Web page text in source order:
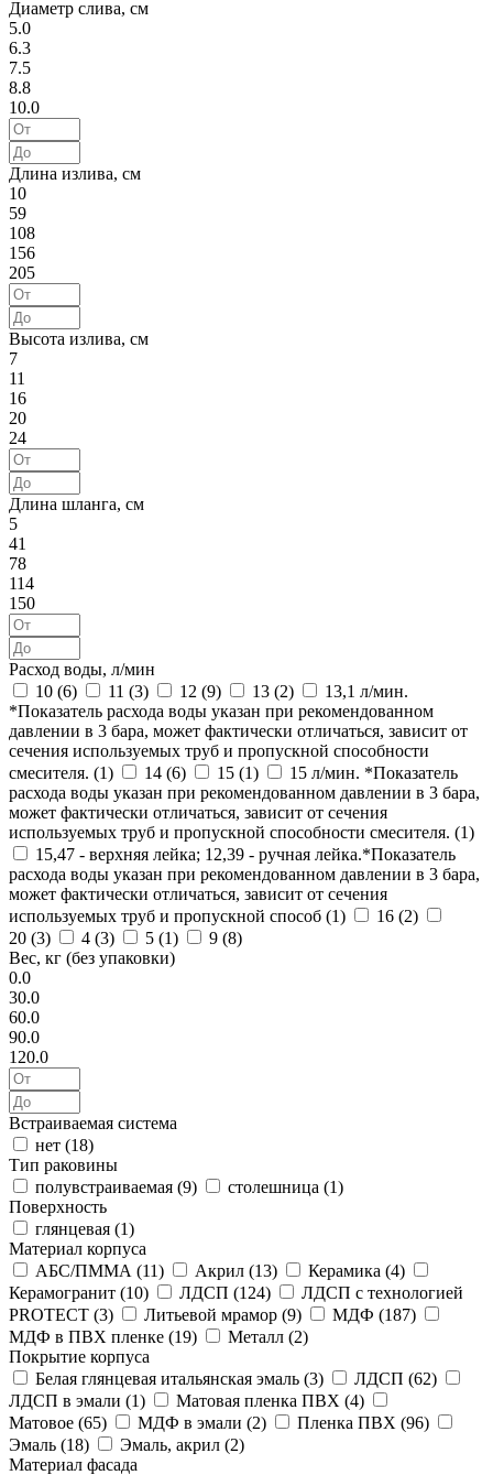
Диаметр слива, см
5.0
6.3
7.5
8.8
10.0
Длина излива, см
10
59
108
156
205
Высота излива, см
7
11
16
20
24
Длина шланга, см
5
41
78
114
150
Расход воды, л/мин
10 (6) 11 (3) 12 (9) 13 (2)
13,1 л/мин.
*Показатель расхода воды указан при рекомендованном
давлении в 3 бара, может фактически отличаться, зависит от
сечения используемых труб и пропускной способности
смесителя. (1) 14 (6) 15 (1)
15 л/мин. *Показатель
расхода воды указан при рекомендованном давлении в 3 бара,
может фактически отличаться, зависит от сечения
используемых труб и пропускной способности смесителя. (1)
15,47 - верхняя лейка; 12,39 - ручная лейка.*Показатель
расхода воды указан при рекомендованном давлении в 3 бара,
может фактически отличаться, зависит от сечения
используемых труб и пропускной способ (1) 16 (2)
20 (3) 4 (3) 5 (1) 9 (8)
Вес, кг (без упаковки)
0.0
30.0
60.0
90.0
120.0
Встраиваемая система
нет (18)
Тип раковины
полувстраиваемая (9) столешница (1)
Поверхность
глянцевая (1)
Материал корпуса
АБС/ПММА (11) Акрил (13) Керамика (4)
Керамогранит (10) ЛДСП (124)
ЛДСП с технологией
PROTECT (3) Литьевой мрамор (9) МДФ (187)
МДФ в ПВХ пленке (19) Металл (2)
Покрытие корпуса
Белая глянцевая итальянская эмаль (3) ЛДСП (62)
ЛДСП в эмали (1) Матовая пленка ПВХ (4)
Матовое (65) МДФ в эмали (2) Пленка ПВХ (96)
Эмаль (18) Эмаль, акрил (2)
Материал фасада